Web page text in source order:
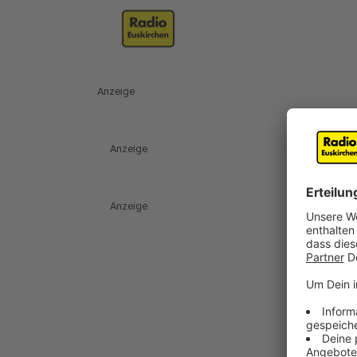
Anzeige
Anzeige
Anzeige